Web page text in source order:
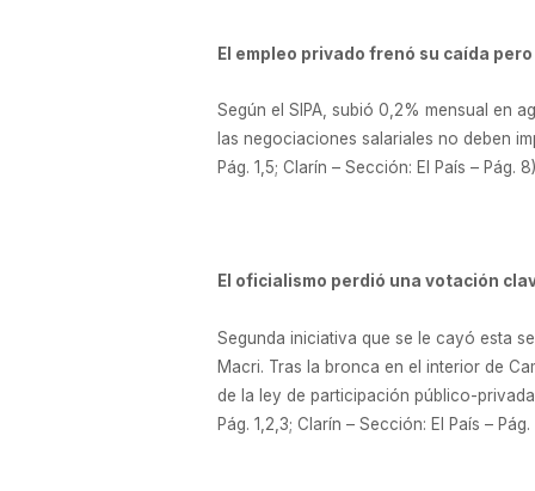
El empleo privado frenó su caída
Según el SIPA, subió 0,2% mensual en
las negociaciones salariales no deben
Pág. 1,5; Clarín – Sección: El País – Pág. 8)
El oficialismo perdió una votación
Segunda iniciativa que se le cayó esta
Macri. Tras la bronca en el interior de
de la ley de participación público-privada
Pág. 1,2,3; Clarín – Sección: El País – Pág.